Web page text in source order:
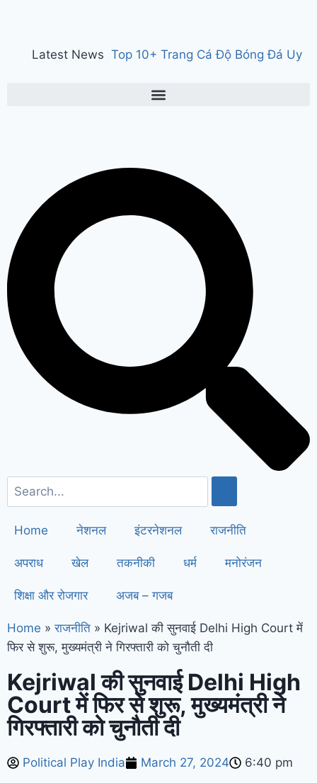
Latest News Top 10+ Trang Cá Độ Bóng Đá Uy
कार्यक्रम, CM सैनी ने कहा- ‘वंदे मातरम्’
राष्ट्र की आत्मा, पहचान और गौरव
land scam case में पूर्व CM भूपेंद्र हुड्डा
को हाईकोर्ट का झटका, अब CBI की स्पेशल
Relief to farmers :
Haryana के किसानों को ‘नायाब’ राहत, CM
सैनी ने 6 महीने के लिए बिजली बिल किया माफ
! Elderly people will get respect
and support : मोदी का यह कार्ड दिलाएगा
बुजुर्गों को सम्मान और सहारा !
PM Modi’s
Haryana visit finalized: इस दिन
हरियाणा दौरे पर आएंगे पीएम मोदी, इन
कार्यक्रमों में होंगे शामिल
Home
नेशनल इंटरनेशनल राजनीति
अपराध खेल तकनीकी धर्म मनोरंजन
शिक्षा और रोजगार अजब – गजब
Home » राजनीति » Kejriwal की सुनवाई Delhi High Court में
फिर से शुरू, मुख्यमंत्री ने गिरफ्तारी को चुनौती दी
Kejriwal की सुनवाई Delhi High
Court में फिर से शुरू, मुख्यमंत्री ने
गिरफ्तारी को चुनौती दी
Political Play India March 27, 2024 6:40 pm